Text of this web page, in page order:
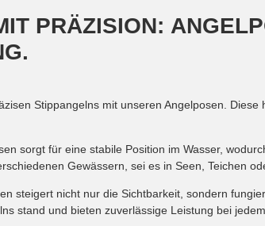
PRÄZISION:
Stippangelns mit unseren Angelposen.
sorgt für eine stabile Position im Wasser,
Gewässern, sei es in Seen, Teichen
steigert nicht nur die Sichtbarkeit, sondern
stand und bieten zuverlässige Leistung bei